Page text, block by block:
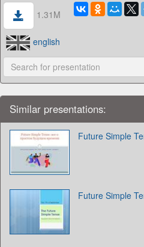
1.31M
english
Similar presentations:
Future Simple
Future Simple